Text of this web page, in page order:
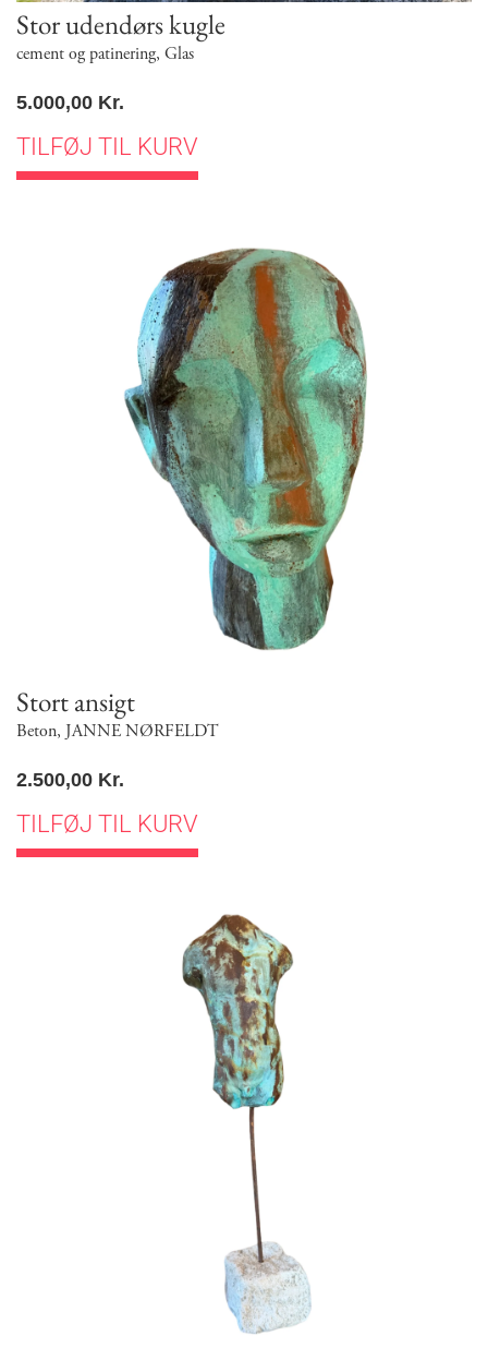
Stor udendørs kugle
cement og patinering, Glas
5.000,00 Kr.
TILFØJ TIL KURV
Stort ansigt
Beton, JANNE NØRFELDT
2.500,00 Kr.
TILFØJ TIL KURV